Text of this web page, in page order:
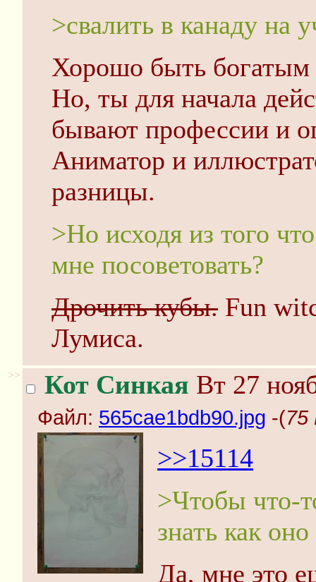
>свалить в канаду на
Хорошо быть богатым
Но, ты для начала
бывают профессии и
Аниматор и
разницы.
>Но исходя из того
мне посоветовать?
Дрочить кубы. Fun
Лумиса.
>> Кот Синкая Вт 27
Файл: 565cae1bdb90.jpg -(75
>>15114
>Чтобы что-
знать как
Да, мне это